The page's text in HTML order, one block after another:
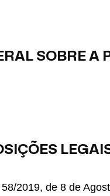
SOBRE A
58/2019, de 8 de